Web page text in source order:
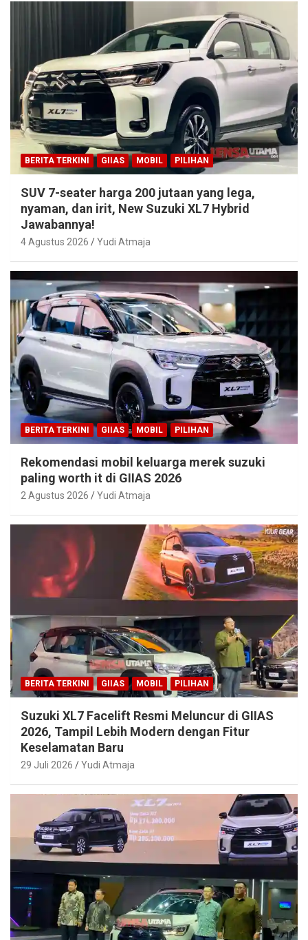
BERITA TERKINI GIIAS MOBIL PILIHAN
SUV 7-seater harga 200 jutaan yang lega,
nyaman, dan irit, New Suzuki XL7 Hybrid
Jawabannya!
4 Agustus 2026 Yudi Atmaja
BERITA TERKINI GIIAS MOBIL PILIHAN
Rekomendasi mobil keluarga merek suzuki
paling worth it di GIIAS 2026
2 Agustus 2026 Yudi Atmaja
BERITA TERKINI GIIAS MOBIL PILIHAN
Suzuki XL7 Facelift Resmi Meluncur di GIIAS
2026, Tampil Lebih Modern dengan Fitur
Keselamatan Baru
29 Juli 2026 Yudi Atmaja